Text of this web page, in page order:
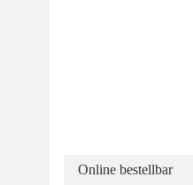
Online bestellbar